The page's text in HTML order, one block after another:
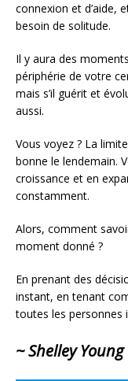
connexion et d’aide,
besoin de solitude.
Il y aura des
périphérie de votre
mais s’il guérit et
aussi.
Vous voyez ? La
bonne le lendemain.
croissance et en
constamment.
Alors, comment
moment donné ?
En prenant des
instant, en tenant
toutes les personnes
~ Shelley Young